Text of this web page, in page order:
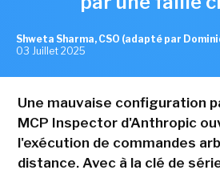
Shweta Sharma, CSO (adapté par
03 Juillet 2025
Une mauvaise configuration
MCP Inspector d'Anthropic
l'exécution de commandes
distance. Avec à la clé de